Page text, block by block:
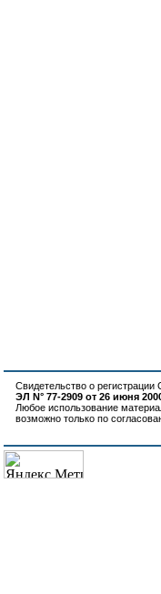
Свидетельство о
ЭЛ N° 77-2909 от 26 июня
Любое использование
возможно только по